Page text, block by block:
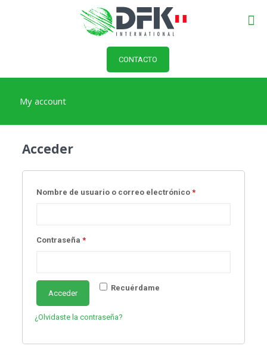
CONTACTO
My account
Acceder
Nombre de usuario o correo electrónico *
Contraseña *
Recuérdame
Acceder
¿Olvidaste la contraseña?